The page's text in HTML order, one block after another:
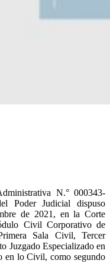
N.° 000343-
Poder Judicial dispuso
de 2021, en la Corte
Civil Corporativo de
Sala Civil, Tercer
Juzgado Especializado en
en lo Civil, como segundo